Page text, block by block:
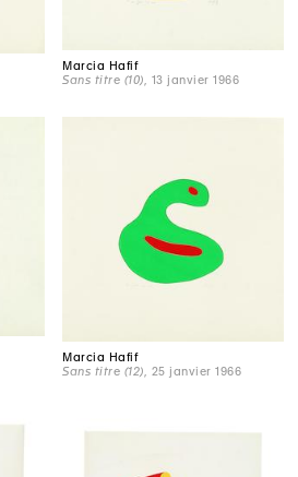
Marcia Hafif
Sans titre (10) , 13 janvier 1966
Marcia Hafif
Sans titre (12) , 25 janvier 1966